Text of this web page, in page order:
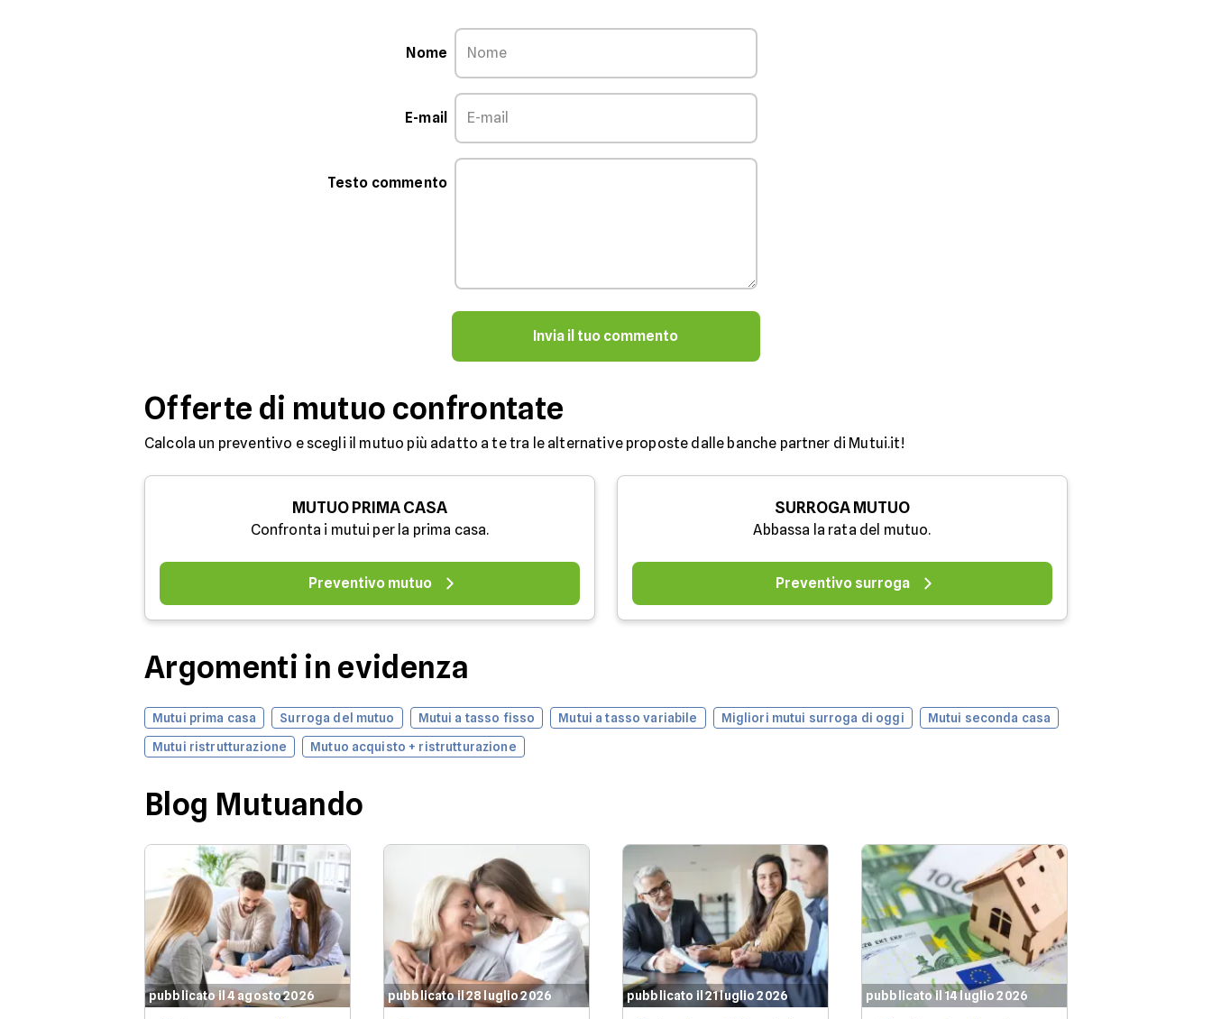
Nome
E-mail
Testo commento
Invia il tuo commento
Offerte di mutuo confrontate
Calcola un preventivo e scegli il mutuo più adatto a te tra le alternative proposte dalle banche partner di Mutui.it!
MUTUO PRIMA CASA
Confronta i mutui per la prima casa.
Preventivo mutuo
SURROGA MUTUO
Abbassa la rata del mutuo.
Preventivo surroga
Argomenti in evidenza
Mutui prima casa Surroga del mutuo Mutui a tasso fisso Mutui a tasso variabile Migliori mutui surroga di oggi
Mutui seconda casa
Mutui ristrutturazione
Mutuo acquisto + ristrutturazione
Blog Mutuando
pubblicato il 4 agosto 2026 pubblicato il 28 luglio 2026 pubblicato il 21 luglio 2026 pubblicato il 14 luglio 2026